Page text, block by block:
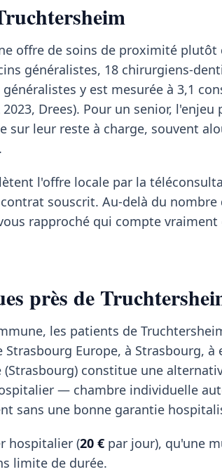
offre de soins de proximité plutôt
généralistes, 18 chirurgiens-
y est mesurée à 3,1
Drees). Pour un senior,
sur leur reste à charge, souvent
l'offre locale par la
souscrit. Au-delà du nombre
rapproché qui compte
près de
les patients de
Europe, à Strasbourg, à
constitue une
— chambre individuelle
sans une bonne garantie
hospitalier (20 € par jour), qu'une
limite de durée.